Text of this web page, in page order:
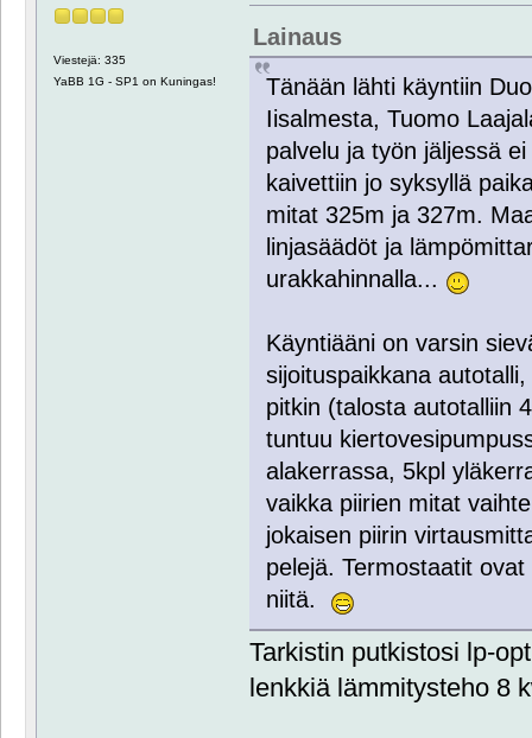
Viestejä: 335
YaBB 1G - SP1 on Kuningas!
Lainaus
Tänään lähti käyntiin
Iisalmesta, Tuomo
palvelu ja työn jäljessä
kaivettiin jo syksyllä
mitat 325m ja 327m.
linjasäädöt ja
urakkahinnalla...
Käyntiääni on varsin
sijoituspaikkana
pitkin (talosta autotalliin
tuntuu
alakerrassa, 5kpl
vaikka piirien mitat
jokaisen piirin
pelejä. Termostaatit
niitä.
Tarkistin putkistosi lp-
lenkkiä lämmitysteho 8